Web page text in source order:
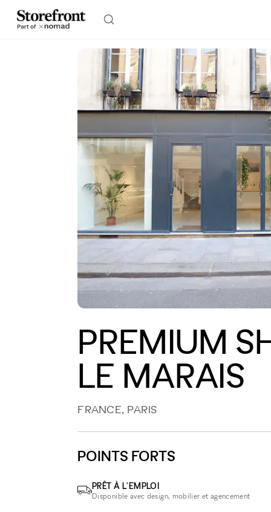
PREMIUM
LE MARAIS
FRANCE, PARIS
POINTS FORTS
PRÊT À L'EMPLOI
Disponible avec design, mobilier et agencement